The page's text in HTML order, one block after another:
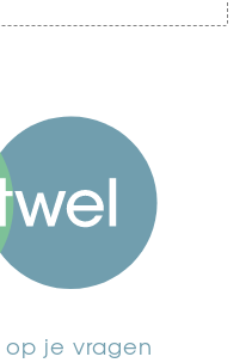
je vragen